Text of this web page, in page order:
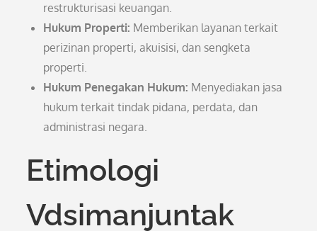
restrukturisasi keuangan.
Hukum Properti: Memberikan layanan terkait
perizinan properti, akuisisi, dan sengketa
properti.
Hukum Penegakan Hukum: Menyediakan jasa
hukum terkait tindak pidana, perdata, dan
administrasi negara.
Etimologi
Vdsimanjuntak